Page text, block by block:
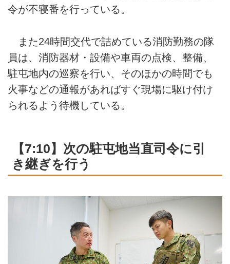
令が不寝番を行っている。
また24時間交代で詰めている消防勤務の隊
員は、消防器材・設備や車両の点検、整備、
駐屯地内の巡察を行い、そのほかの時間でも
火事などの通報があればすぐ現場に駆け付け
られるよう待機している。
【7:10】次の駐屯地当直司令に引
き継ぎを行う